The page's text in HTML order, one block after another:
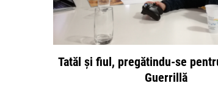
Tatăl și fiul, pregătindu-se
Guerrillă